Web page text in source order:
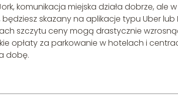
komunikacja miejska działa dobrze, ale w
skazany na aplikacje typu Uber lub
szczytu ceny mogą drastycznie
opłaty za parkowanie w hotelach i
dobę.